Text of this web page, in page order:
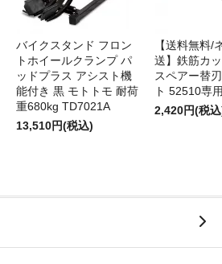
バイクスタンド フロン
トホイールクランプ パ
ッドプラス アシスト機
能付き 黒 モトトモ 耐荷
重680kg TD7021A
13,510円(税込)
【送料無料/
送】鉄筋カ
スペアー替
ト 52510専
2,420円(税